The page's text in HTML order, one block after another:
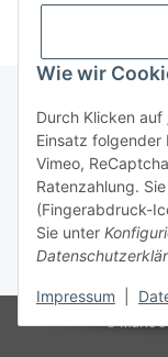
Wie wir
Durch Klicken auf
Einsatz folgender
Vimeo,
Ratenzahlung.
(Fingerabdruck-
Sie unter
Impressum
Informationen
Gesetzliche
* Alle Preise zzgl.
© Mario's